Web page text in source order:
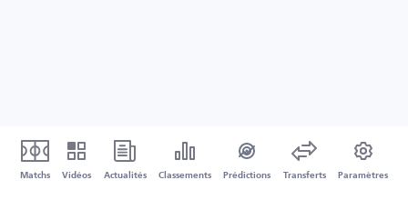
Matchs Vidéos Actualités Classements Prédictions Transferts Paramètres